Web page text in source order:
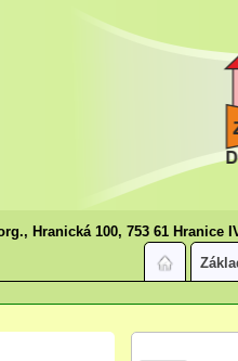
Hranická 100, 753 61 Hranice